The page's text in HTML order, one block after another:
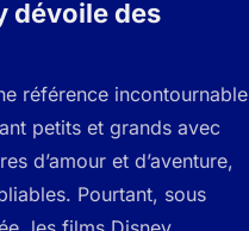
dévoile des
référence incontournable
petits et grands avec
d’amour et d’aventure,
Pourtant, sous